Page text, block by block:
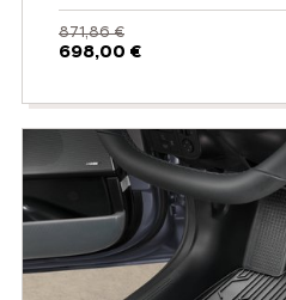
871,86 €
698,00 €